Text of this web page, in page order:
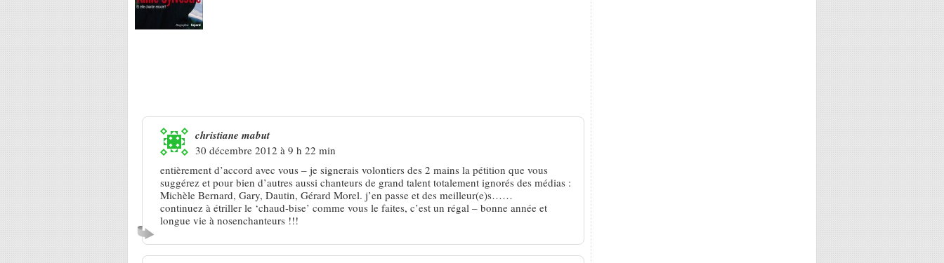
christiane mabut
30 décembre 2012 à 9 h 22 min
entièrement d’accord avec vous – je signerais volontiers des 2 mains la pétition que vous
suggérez et pour bien d’autres aussi chanteurs de grand talent totalement ignorés des médias :
Michèle Bernard, Gary, Dautin, Gérard Morel. j’en passe et des meilleur(e)s……
continuez à étriller le ‘chaud-bise’ comme vous le faites, c’est un régal – bonne année et
longue vie à nosenchanteurs !!!